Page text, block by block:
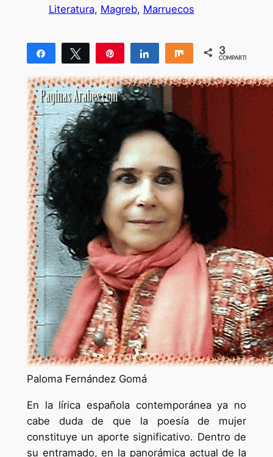
Literatura, Magreb, Marruecos
Compartir Twittear Compartir Compartir
3
COMPARTIR
Paloma Fernández Gomá
En la lírica española contemporánea ya no
cabe duda de que la poesía de mujer
constituye un aporte significativo. Dentro de
su entramado, en la panorámica actual de la